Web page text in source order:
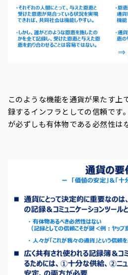
このような機能を通貨が果たす上
録するインフラとしての信頼です
が必ずしも有体物である必然性は